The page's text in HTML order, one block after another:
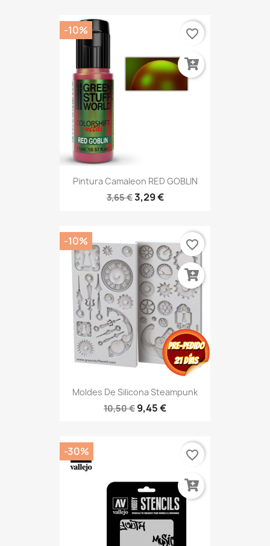
Pintura Camaleon RED GOBLIN
3,65 €3,29 €
-10% favorite_border
Moldes De Silicona Steampunk
10,50 € 9,45 €
-10% favorite_border
-30% favorite_border